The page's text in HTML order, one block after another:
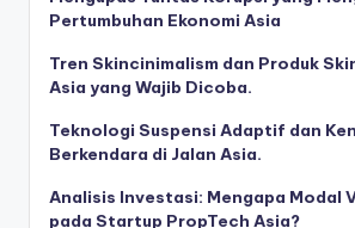
Pertumbuhan Ekonomi Asia
Tren Skincinimalism dan Produk
Asia yang Wajib Dicoba.
Teknologi Suspensi Adaptif dan
Berkendara di Jalan Asia.
Analisis Investasi: Mengapa Modal
pada Startup PropTech Asia?